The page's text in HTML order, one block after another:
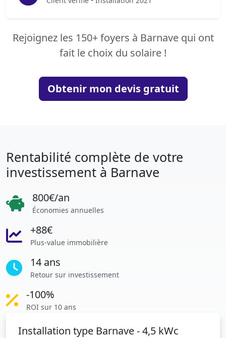
Rejoignez les 150+ foyers à Barnave qui ont
fait le choix du solaire !
Obtenir mon devis gratuit
Rentabilité complète de votre
investissement à Barnave
800€/an
Économies annuelles
+88€
Plus-value immobilière
14 ans
Retour sur investissement
-100%
ROI sur 10 ans
Installation type Barnave - 4,5 kWc